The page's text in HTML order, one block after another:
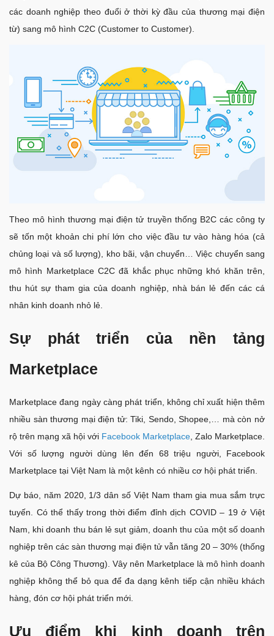
các doanh nghiệp theo đuổi ở thời kỳ đầu của thương mại điện
từ) sang mô hình C2C (Customer to Customer).
Theo mô hình thương mại điện tử truyền thống B2C các công ty
sẽ tốn một khoản chi phí lớn cho việc đầu tư vào hàng hóa (cả
chủng loại và số lượng), kho bãi, vận chuyển… Việc chuyển sang
mô hình Marketplace C2C đã khắc phục những khó khăn trên,
thu hút sự tham gia của doanh nghiệp, nhà bán lẻ đến các cá
nhân kinh doanh nhỏ lẻ.
Sự phát triển của nền tảng
Marketplace
Marketplace đang ngày càng phát triển, không chỉ xuất hiện thêm
nhiều sàn thương mại điện tử: Tiki, Sendo, Shopee,… mà còn nở
rộ trên mạng xã hội với Facebook Marketplace , Zalo Marketplace.
Với số lượng người dùng lên đến 68 triệu người, Facebook
Marketplace tại Việt Nam là một kênh có nhiều cơ hội phát triển.
Dự báo, năm 2020, 1/3 dân số Việt Nam tham gia mua sắm trực
tuyến. Có thể thấy trong thời điểm đỉnh dịch COVID – 19 ở Việt
Nam, khi doanh thu bán lẻ sụt giảm, doanh thu của một số doanh
nghiệp trên các sàn thương mại điện tử vẫn tăng 20 – 30% (thống
kê của Bộ Công Thương). Vây nên Marketplace là mô hình doanh
nghiệp không thể bỏ qua để đa dạng kênh tiếp cận nhiều khách
hàng, đón cơ hội phát triển mới.
Ưu điểm khi kinh doanh trên